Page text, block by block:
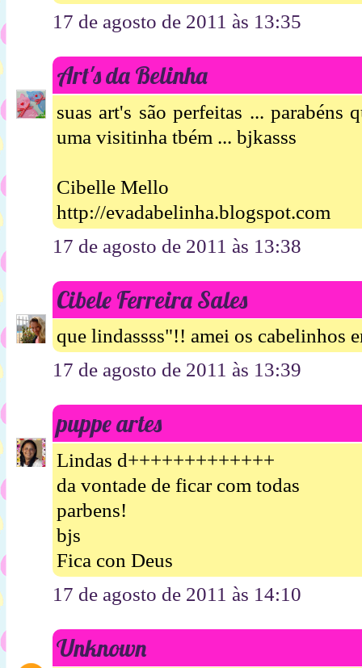
17 de agosto de 2011 às 13:35
Art's da Belinha
suas art's são perfeitas ... parabéns
uma visitinha tbém ... bjkasss
Cibelle Mello
http://evadabelinha.blogspot.com
17 de agosto de 2011 às 13:38
Cibele Ferreira Sales
que lindassss"!! amei os cabelinhos
17 de agosto de 2011 às 13:39
puppe artes
Lindas d+++++++++++++
da vontade de ficar com todas
parbens!
bjs
Fica con Deus
17 de agosto de 2011 às 14:10
Unknown